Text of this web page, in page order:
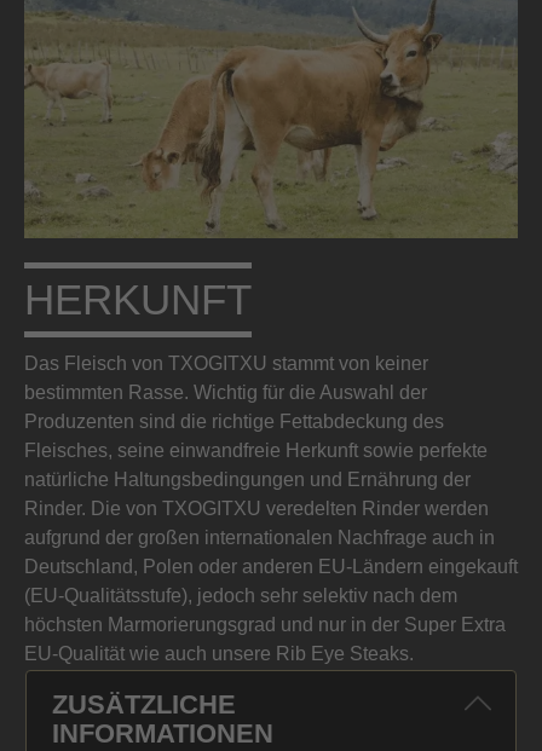
HERKUNFT
Das Fleisch von TXOGITXU stammt von keiner
bestimmten Rasse. Wichtig für die Auswahl der
Produzenten sind die richtige Fettabdeckung des
Fleisches, seine einwandfreie Herkunft sowie perfekte
natürliche Haltungsbedingungen und Ernährung der
Rinder. Die von TXOGITXU veredelten Rinder werden
aufgrund der großen internationalen Nachfrage auch in
Deutschland, Polen oder anderen EU-Ländern eingekauft
(EU-Qualitätsstufe), jedoch sehr selektiv nach dem
höchsten Marmorierungsgrad und nur in der Super Extra
EU-Qualität wie auch unsere Rib Eye Steaks.
ZUSÄTZLICHE
INFORMATIONEN